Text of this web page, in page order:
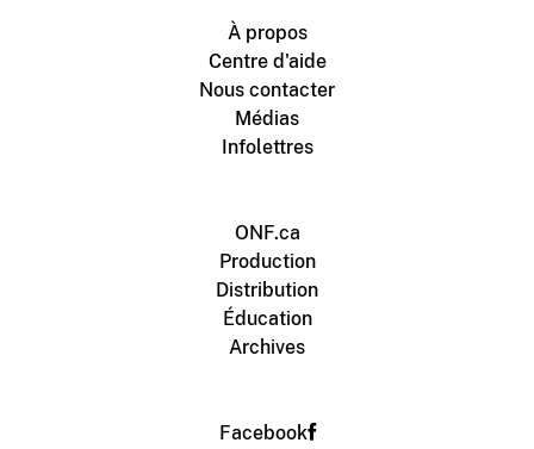
À propos
Centre d'aide
Nous contacter
Médias
Infolettres
ONF.ca
Production
Distribution
Éducation
Archives
Facebook